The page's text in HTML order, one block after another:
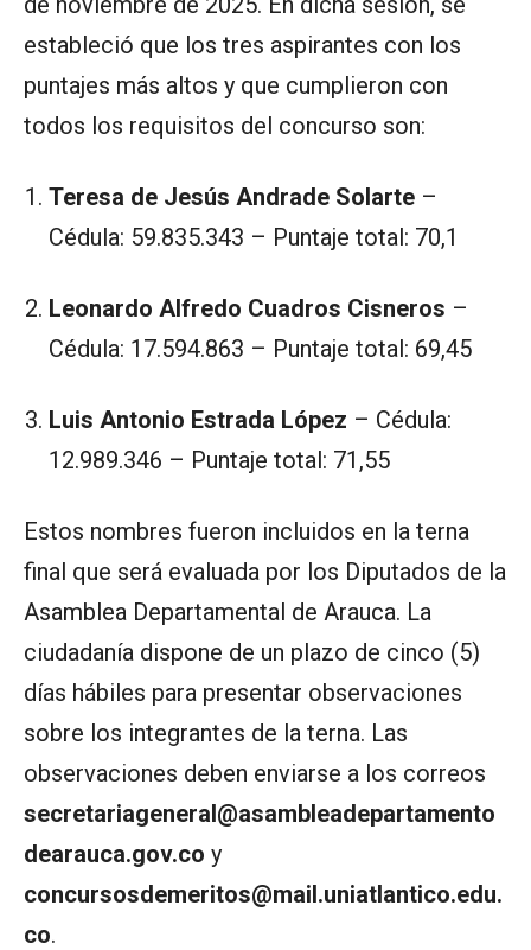
estableció que los tres aspirantes con los
puntajes más altos y que cumplieron con
todos los requisitos del concurso son:
Teresa de Jesús Andrade Solarte –
Cédula: 59.835.343 – Puntaje total: 70,1
Leonardo Alfredo Cuadros Cisneros –
Cédula: 17.594.863 – Puntaje total: 69,45
Luis Antonio Estrada López – Cédula:
12.989.346 – Puntaje total: 71,55
Estos nombres fueron incluidos en la terna
final que será evaluada por los Diputados de la
Asamblea Departamental de Arauca. La
ciudadanía dispone de un plazo de cinco (5)
días hábiles para presentar observaciones
sobre los integrantes de la terna. Las
observaciones deben enviarse a los correos
secretariageneral@asambleadepartamento
dearauca.gov.co y
concursosdemeritos@mail.uniatlantico.edu.
co.